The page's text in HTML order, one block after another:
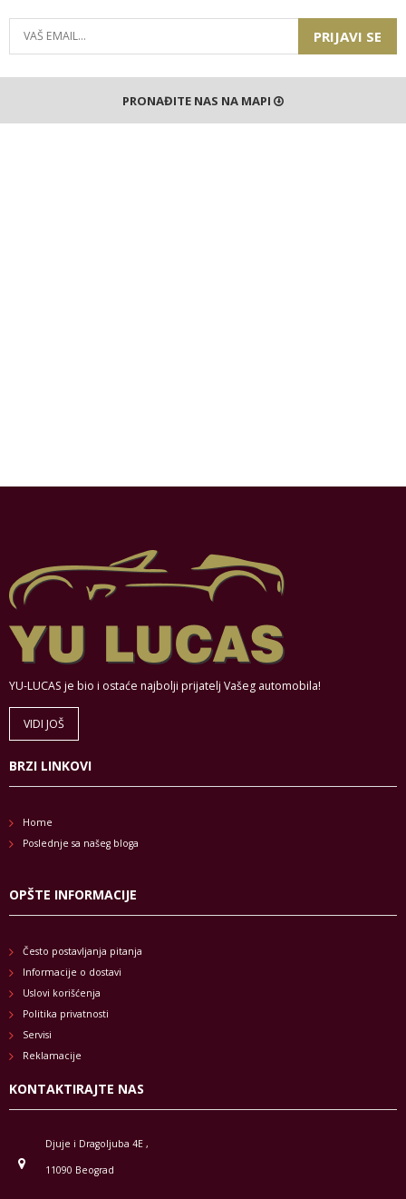
PRIJAVI SE
PRONAĐITE NAS NA MAPI
YU-LUCAS je bio i ostaće najbolji prijatelj Vašeg automobila!
VIDI JOŠ
BRZI LINKOVI
Home
Poslednje sa našeg bloga
OPŠTE INFORMACIJE
Često postavljanja pitanja
Informacije o dostavi
Uslovi korišćenja
Politika privatnosti
Servisi
Reklamacije
KONTAKTIRAJTE NAS
Djuje i Dragoljuba 4E ,
11090 Beograd